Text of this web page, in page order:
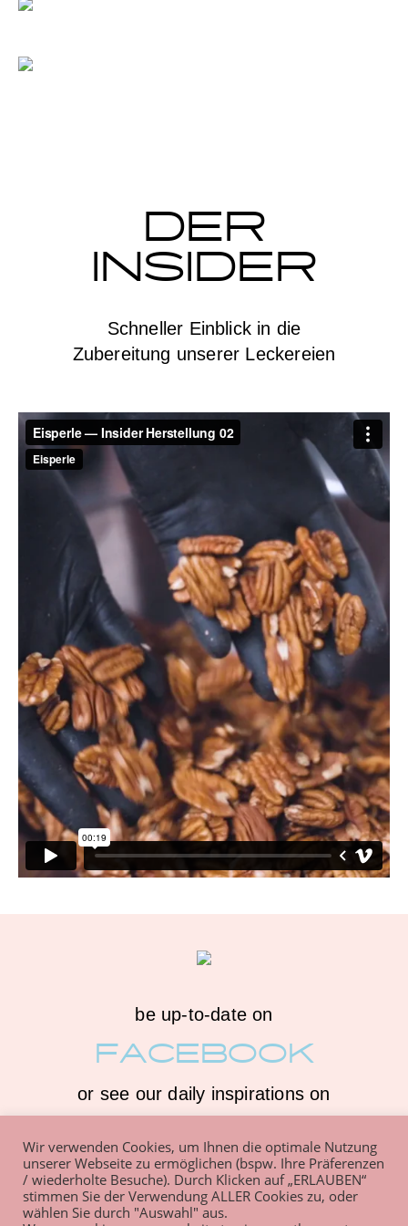
DER
INSIDER
Schneller Einblick in die
Zubereitung unserer Leckereien
be up-to-date on
FACEBOOK
or see our daily inspirations on
INSTAGRAM
Wir verwenden Cookies, um Ihnen die optimale Nutzung
unserer Webseite zu ermöglichen (bspw. Ihre Präferenzen
/ wiederholte Besuche). Durch Klicken auf „ERLAUBEN“
stimmen Sie der Verwendung ALLER Cookies zu, oder
wählen Sie durch "Auswahl" aus.